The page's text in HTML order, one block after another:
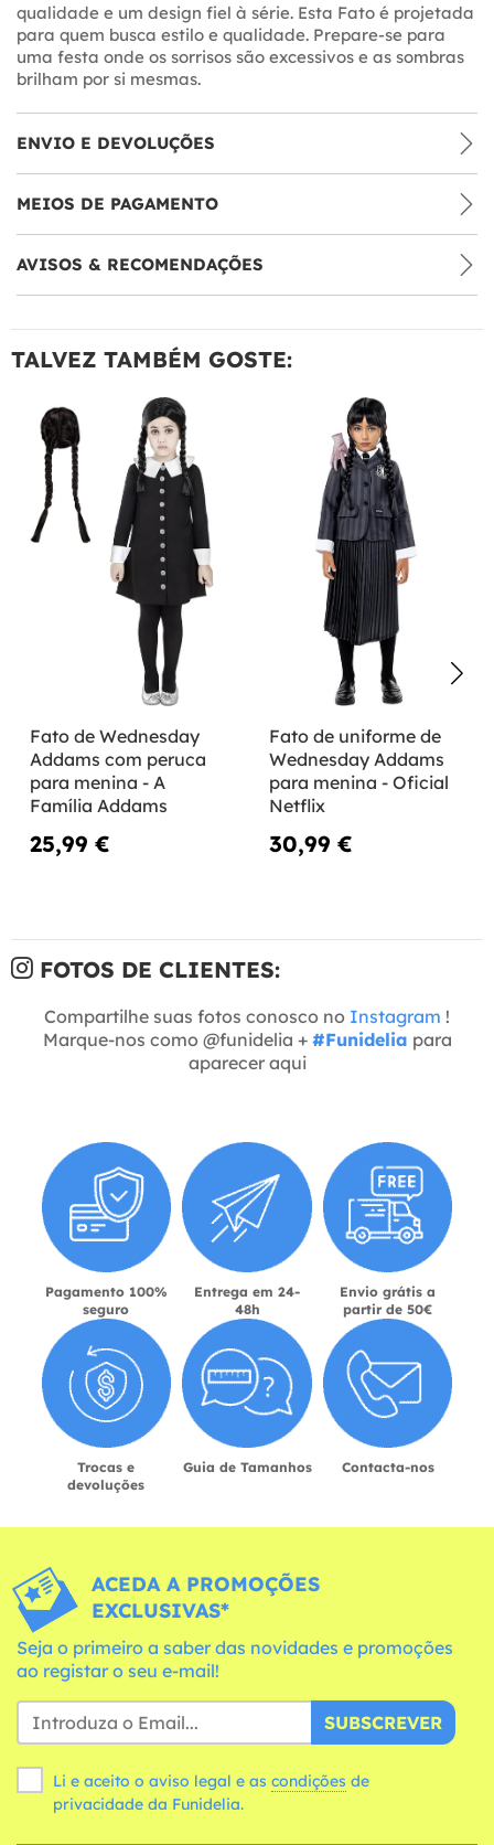
qualidade e um design fiel à série. Esta Fato é projetada
para quem busca estilo e qualidade. Prepare-se para
uma festa onde os sorrisos são excessivos e as sombras
brilham por si mesmas.
ENVIO E DEVOLUÇÕES
MEIOS DE PAGAMENTO
AVISOS & RECOMENDAÇÕES
TALVEZ TAMBÉM GOSTE:
Fato de Wednesday
Addams com peruca
para menina - A
Família Addams
25,99 €
Fato de uniforme de
Wednesday Addams
para menina - Oficial
Netflix
30,99 €
FOTOS DE CLIENTES:
Compartilhe suas fotos conosco no Instagram !
Marque-nos como @funidelia + #Funidelia para
aparecer aqui
Pagamento 100%
seguro
Entrega em 24-
48h
Envio grátis a
partir de 50€
Trocas e
devoluções
Guia de Tamanhos Contacta-nos
ACEDA A PROMOÇÕES
EXCLUSIVAS*
Seja o primeiro a saber das novidades e promoções
ao registar o seu e-mail!
SUBSCREVER
Li e aceito o aviso legal e as condições
privacidade da Funidelia.